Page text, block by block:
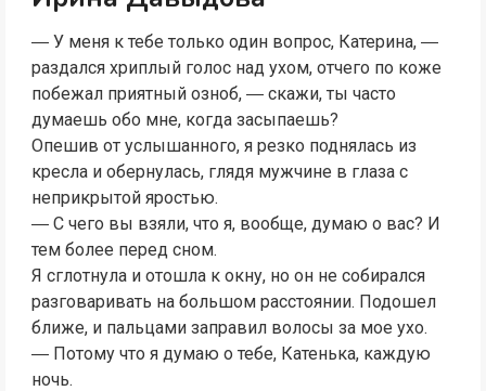
― У меня к тебе только один вопрос, Катерина, ―
раздался хриплый голос над ухом, отчего по коже
побежал приятный озноб, ― скажи, ты часто
думаешь обо мне, когда засыпаешь?
Опешив от услышанного, я резко поднялась из
кресла и обернулась, глядя мужчине в глаза с
неприкрытой яростью.
― С чего вы взяли, что я, вообще, думаю о вас? И
тем более перед сном.
Я сглотнула и отошла к окну, но он не собирался
разговаривать на большом расстоянии. Подошел
ближе, и пальцами заправил волосы за мое ухо.
― Потому что я думаю о тебе, Катенька, каждую
ночь.